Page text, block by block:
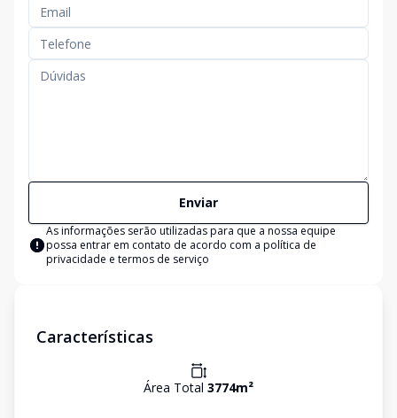
Enviar
As informações serão utilizadas para que a nossa equipe
possa entrar em contato de acordo com a política de
privacidade e termos de serviço
Características
Área Total 3774m²